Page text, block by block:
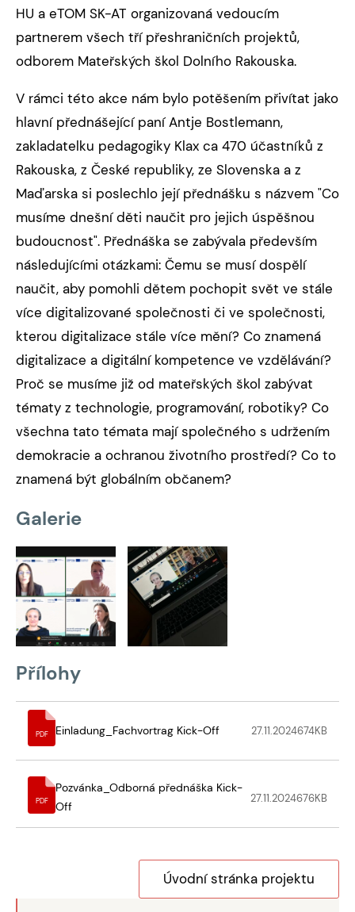
HU a eTOM SK-AT organizovaná vedoucím
partnerem všech tří přeshraničních projektů,
odborem Mateřských škol Dolního Rakouska.
V rámci této akce nám bylo potěšením přivítat jako
hlavní přednášející paní Antje Bostlemann,
zakladatelku pedagogiky Klax ca 470 účastníků z
Rakouska, z České republiky, ze Slovenska a z
Maďarska si poslechlo její přednášku s názvem "Co
musíme dnešní děti naučit pro jejich úspěšnou
budoucnost". Přednáška se zabývala především
následujícími otázkami: Čemu se musí dospělí
naučit, aby pomohli dětem pochopit svět ve stále
více digitalizované společnosti či ve společnosti,
kterou digitalizace stále více mění? Co znamená
digitalizace a digitální kompetence ve vzdělávání?
Proč se musíme již od mateřských škol zabývat
tématy z technologie, programování, robotiky? Co
všechna tato témata mají společného s udržením
demokracie a ochranou životního prostředí? Co to
znamená být globálním občanem?
Galerie
Přílohy
PDF Einladung_Fachvortrag Kick-Off 27.11.2024674KB
PDF
Pozvánka_Odborná přednáška Kick-
Off
27.11.2024676KB
Úvodní stránka projektu